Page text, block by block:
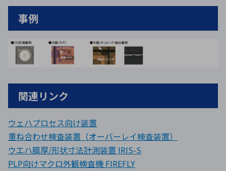
事例
関連リンク
ウェハプロセス向け装置
重ね合わせ検査装置（オーバーレイ検査装置）
ウエハ膜厚/形状寸法計測装置 IRIS-S
PLP向けマクロ外観検査機 FIREFLY